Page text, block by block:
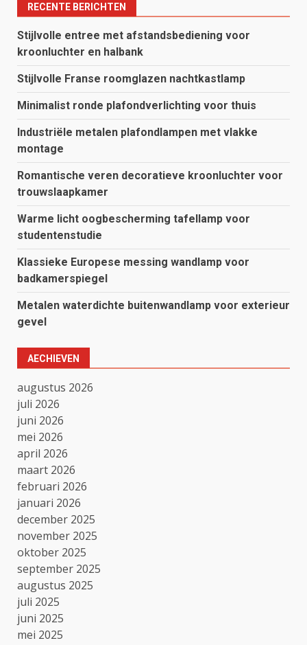
RECENTE BERICHTEN
Stijlvolle entree met afstandsbediening voor
kroonluchter en halbank
Stijlvolle Franse roomglazen nachtkastlamp
Minimalist ronde plafondverlichting voor thuis
Industriële metalen plafondlampen met vlakke
montage
Romantische veren decoratieve kroonluchter voor
trouwslaapkamer
Warme licht oogbescherming tafellamp voor
studentenstudie
Klassieke Europese messing wandlamp voor
badkamerspiegel
Metalen waterdichte buitenwandlamp voor exterieur
gevel
AECHIEVEN
augustus 2026
juli 2026
juni 2026
mei 2026
april 2026
maart 2026
februari 2026
januari 2026
december 2025
november 2025
oktober 2025
september 2025
augustus 2025
juli 2025
juni 2025
mei 2025